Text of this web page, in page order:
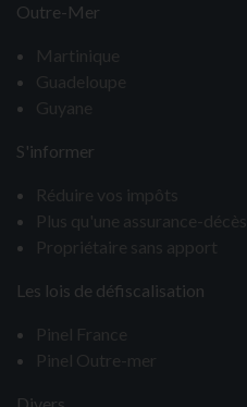
Outre-Mer
Martinique
Guadeloupe
Guyane
S'informer
Réduire vos impôts
Plus qu'une assurance-décès
Propriétaire sans apport
Les lois de défiscalisation
Pinel France
Pinel Outre-mer